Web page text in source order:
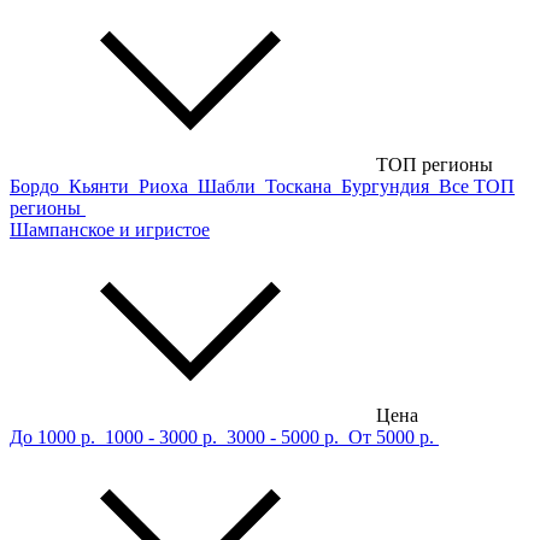
ТОП регионы
Бордо Кьянти Риоха Шабли Тоскана Бургундия Все ТОП
регионы
Шампанское и игристое
Цена
До 1000 р. 1000 - 3000 р. 3000 - 5000 р. От 5000 р.